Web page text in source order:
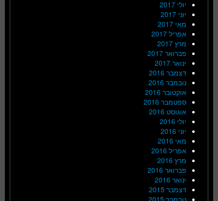
יולי 2017
יוני 2017
מאי 2017
אפריל 2017
מרץ 2017
פברואר 2017
ינואר 2017
דצמבר 2016
נובמבר 2016
אוקטובר 2016
ספטמבר 2016
אוגוסט 2016
יולי 2016
יוני 2016
מאי 2016
אפריל 2016
מרץ 2016
פברואר 2016
ינואר 2016
דצמבר 2015
נובמבר 2015